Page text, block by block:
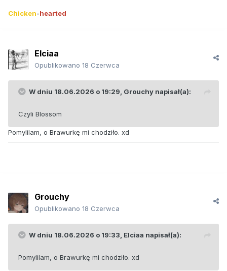
Chicken-hearted
Elciaa
Opublikowano 18 Czerwca
W dniu 18.06.2026 o 19:29, Grouchy napisał(a):
Czyli Blossom
Pomylilam, o Brawurkę mi chodziło. xd
Grouchy
Opublikowano 18 Czerwca
W dniu 18.06.2026 o 19:33, Elciaa napisał(a):
Pomylilam, o Brawurkę mi chodziło. xd